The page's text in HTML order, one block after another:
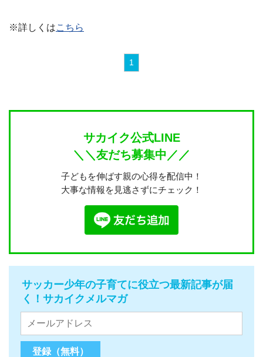
※詳しくはこちら
1
サカイク公式LINE
＼＼友だち募集中／／
子どもを伸ばす親の心得を配信中！
大事な情報を見逃さずにチェック！
サッカー少年の子育てに役立つ最新記事が届
く！サカイクメルマガ